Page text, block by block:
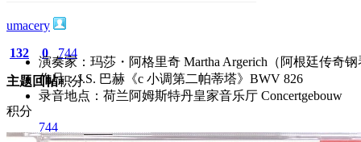
umacery
132
主题
0
回帖
744
积分
积分
744
演奏家 ：玛莎・阿格里奇 Martha Argerich（阿根廷传奇
作品：J.S. 巴赫《c 小调第二帕蒂塔》BWV 826
录音地点 ：荷兰阿姆斯特丹皇家音乐厅 Concertgebouw